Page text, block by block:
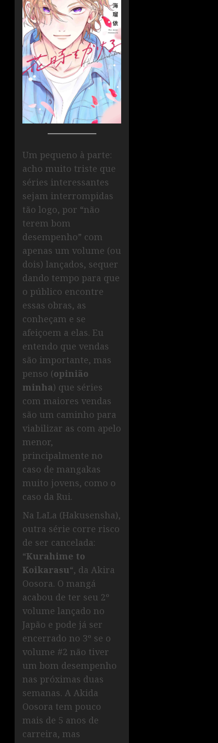
Um pequeno à parte:
acho muito triste que
séries interessantes
sejam interrompidas
tão logo, por “não
terem bom
desempenho” com
apenas um volume (ou
dois) lançados, sequer
dando tempo para que
o público encontre
essas obras, as
conheçam e se
afeiçoem a elas. Eu
entendo que vendas
são importante, mas
penso (opinião
minha) que séries
com maiores vendas
são um caminho para
viabilizar as com apelo
menor,
principalmente no
caso de mangakas
muito jovens, como o
caso da Rui.
Na LaLa (Hakusensha),
outra série corre risco
de ser cancelada:
“Kurahime to
Koikarasu“, da Akira
Oosora. O mangá
acabou de ter seu 2º
volume lançado no
Japão e pode já ser
encerrado no 3º se o
volume #2 não tiver
um bom desempenho
nas próximas duas
semanas. A Akida
Oosora tem pouco
mais de 5 anos de
carreira, mas